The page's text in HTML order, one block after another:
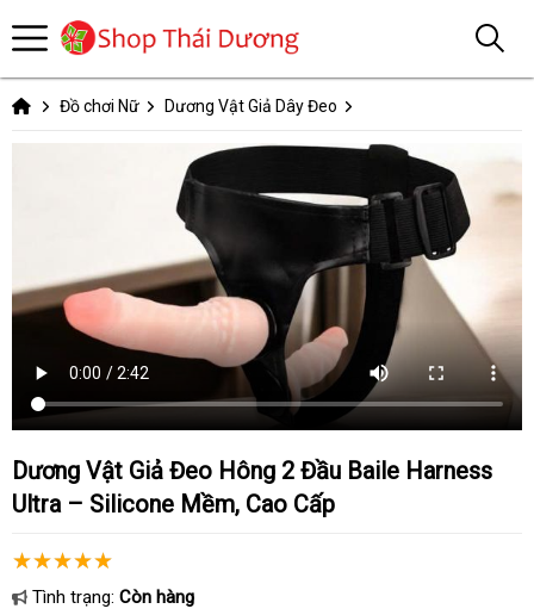
Đồ chơi Nữ Dương Vật Giả Dây Đeo
Dương Vật Giả Đeo Hông 2 Đầu Baile Harness
Ultra – Silicone Mềm, Cao Cấp
Tình trạng: Còn hàng